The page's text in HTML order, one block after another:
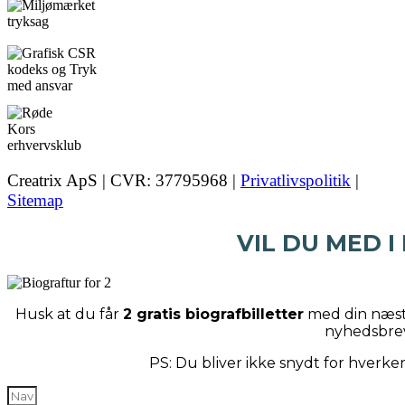
Creatrix ApS | CVR: 37795968 | Privatlivspolitik |
Sitemap
VIL DU MED I
Husk at du får 2 gratis biografbillettermed din
PS: Du bliver ikke snydt for